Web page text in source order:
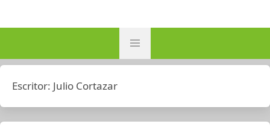
Escritor: Julio Cortazar